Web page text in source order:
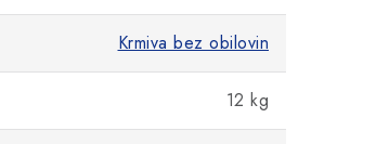
Krmiva bez obilovin
12 kg